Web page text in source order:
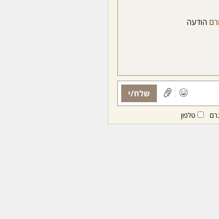
הודעה
שלח/י
טלפון